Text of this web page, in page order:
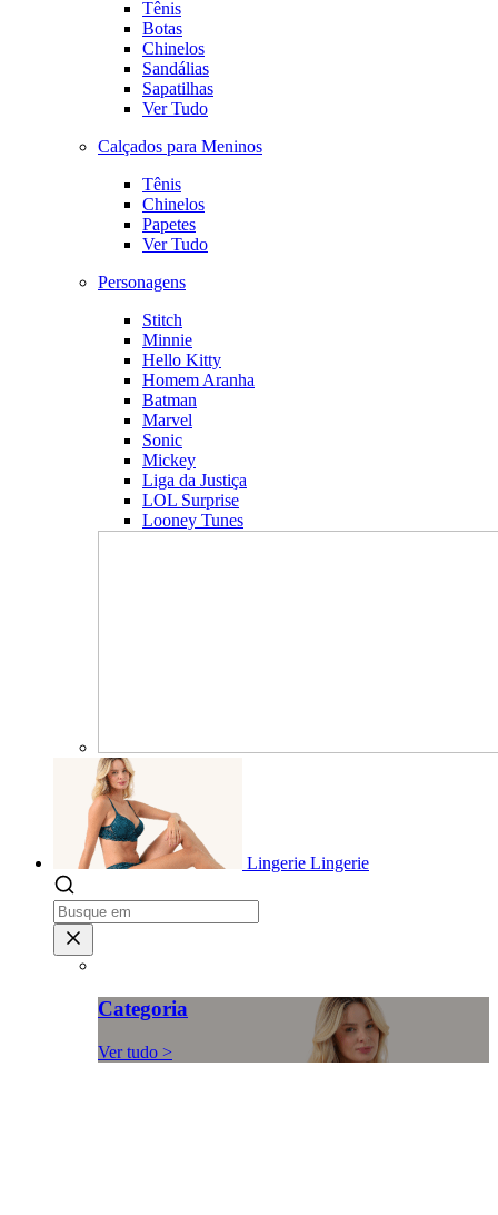
Tênis
Botas
Chinelos
Sandálias
Sapatilhas
Ver Tudo
Calçados para Meninos
Tênis
Chinelos
Papetes
Ver Tudo
Personagens
Stitch
Minnie
Hello Kitty
Homem Aranha
Batman
Marvel
Sonic
Mickey
Liga da Justiça
LOL Surprise
Looney Tunes
Lingerie Lingerie
Categoria
Ver tudo >